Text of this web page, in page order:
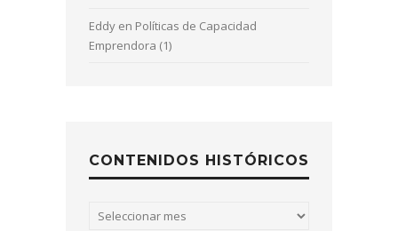
Eddy en Políticas de Capacidad
Emprendora (1)
CONTENIDOS HISTÓRICOS
Contenidos